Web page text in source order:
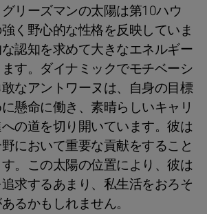
リーズマンの太陽は第10ハウ
く野心的な性格を反映していま
認知を求めて大きなエネルギー
す。ダイナミックでモチベーシ
なアントワーヌは、自身の目標
懸命に働き、素晴らしいキャリ
の道を切り開いています。彼は
において重要な貢献をすること
。この太陽の位置により、彼は
求するあまり、私生活をおろそ
るかもしれません。